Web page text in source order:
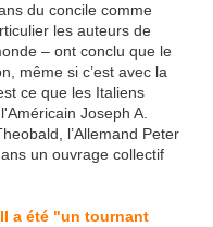
du concile comme
les auteurs de
– ont conclu que le
même si c’est avec la
ce que les Italiens
Joseph A.
l’Allemand Peter
un ouvrage collectif
a été "un tournant